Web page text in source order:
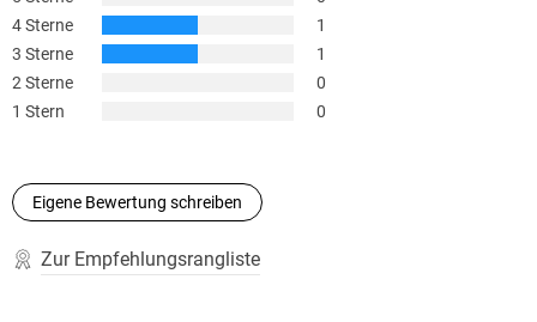
4 Sterne
1
3 Sterne
1
2 Sterne
0
1 Stern
0
Eigene Bewertung schreiben
Zur Empfehlungsrangliste